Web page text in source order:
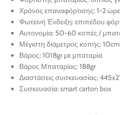
Χρόνος επαναφόρτισης: 1-2
Φωτεινή Ένδειξη: επιπέδου
Αυτονομία: 50-60 κοπές /
Μέγιστη διάμετρος κοπής:
Βάρος: 1018gr με μπαταρία
Βάρος Μπαταρίας: 188gr
Διαστάσεις συσκευασίας:
Συσκευασία: smart carton box